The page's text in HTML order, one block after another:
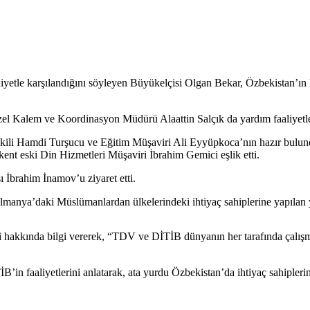
karşılandığını söyleyen Büyükelçisi Olgan Bekar,
Kalem ve Koordinasyon Müdürü Alaattin Salçık da yardım
Hamdi Turşucu ve Eğitim Müşaviri Ali Eyyüpkoca’nın hazır
eski Din Hizmetleri Müşaviri İbrahim Gemici eşlik etti.
İbrahim İnamov’u ziyaret etti.
Müslümanlardan ülkelerindeki ihtiyaç sahiplerine yapılan
bilgi vererek, “TDV ve DİTİB dünyanın her tarafında
faaliyetlerini anlatarak, ata yurdu Özbekistan’da ihtiyaç